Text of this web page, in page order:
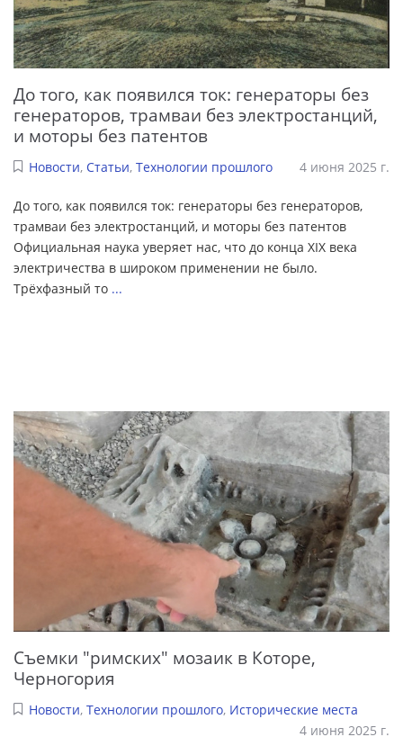
До того, как появился ток: генераторы без
генераторов, трамваи без электростанций,
и моторы без патентов
Новости, Статьи, Технологии прошлого 4 июня 2025 г.
До того, как появился ток: генераторы без генераторов,
трамваи без электростанций, и моторы без патентов
Официальная наука уверяет нас, что до конца XIX века
электричества в широком применении не было.
Трёхфазный то ...
Съемки "римских" мозаик в Которе,
Черногория
Новости, Технологии прошлого, Исторические места
4 июня 2025 г.